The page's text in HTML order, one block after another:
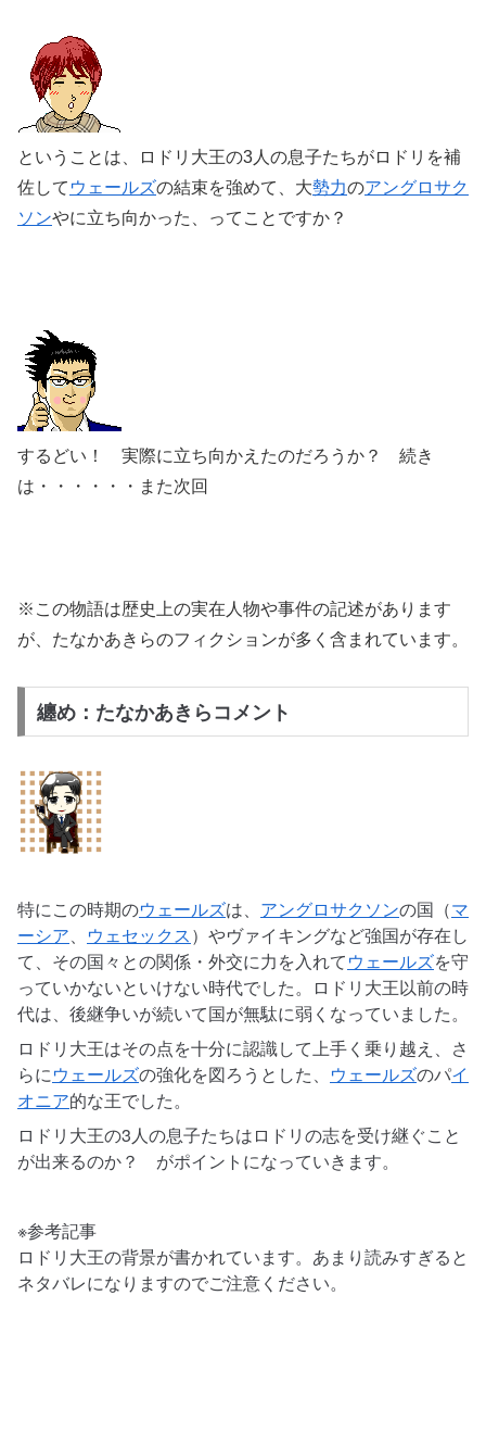
ということは、ロドリ大王の3人の息子たちがロドリを補
佐して ウェールズの結束を強めて、大勢力のアングロサク
ソンやに立ち向かった、ってことですか？
するどい！ 実際に立ち向かえたのだろうか？ 続き
は・・・・・・また次回
※この物語は歴史上の実在人物や事件の記述があります
が、たなかあきらのフィクションが多く含まれています。
纏め：たなかあきらコメント
特にこの時期のウェールズは、 アングロサクソンの国（マ
ーシア、 ウェセックス）やヴァイキングなど強国が存在し
て、その国々との関係・外交に力を入れてウェールズを守
っていかないといけない時代でした。ロドリ大王以前の時
代は、後継争いが続いて国が無駄に弱くなっていました。
ロドリ大王はその点を十分に認識して上手く乗り越え、さ
らにウェールズの強化を図ろうとした、 ウェールズのパイ
オニア的な王でした。
ロドリ大王の3人の息子たちはロドリの志を受け継ぐこと
が出来るのか？ がポイントになっていきます。
※参考記事
ロドリ大王の背景が書かれています。あまり読みすぎると
ネタバレになりますのでご注意ください。